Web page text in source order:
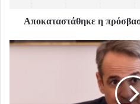
Αποκαταστάθηκε η